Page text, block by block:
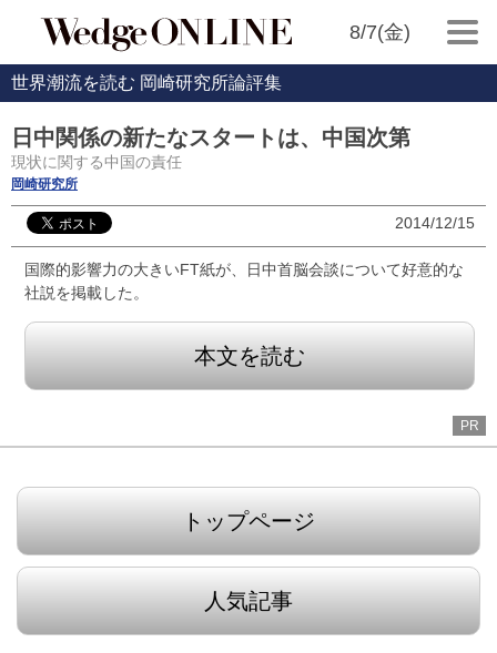
8/7(金)
世界潮流を読む 岡崎研究所論評集
日中関係の新たなスタートは、中国次第
現状に関する中国の責任
岡崎研究所
2014/12/15
国際的影響力の大きいFT紙が、日中首脳会談について好意的な
社説を掲載した。
本文を読む
PR
トップページ
人気記事